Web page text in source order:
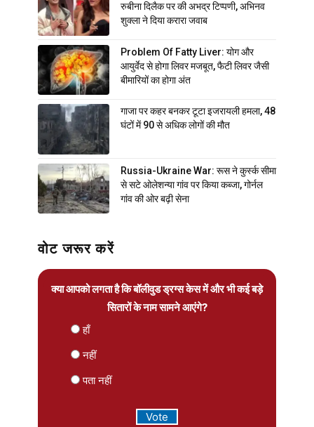
रुबीना दिलैक पर की अभद्र टिप्पणी, अभिनव
शुक्ला ने दिया करारा जवाब
Problem Of Fatty Liver: योग और
आयुर्वेद से होगा लिवर मजबूत, फैटी लिवर जैसी
बीमारियों का होगा अंत
गाजा पर कहर बनकर टूटा इजरायली हमला, 48
घंटों में 90 से अधिक लोगों की मौत
Russia-Ukraine War: रूस ने कुर्स्क सीमा
से सटे ओलेशन्या गांव पर किया कब्जा, गोर्नल
गांव की ओर बढ़ी सेना
वोट जरूर करें
क्या आपको लगता है कि बॉलीवुड ड्रग्स केस में और भी कई बड़े
सितारों के नाम सामने आएंगे?
हाँ
नहीं
पता नहीं